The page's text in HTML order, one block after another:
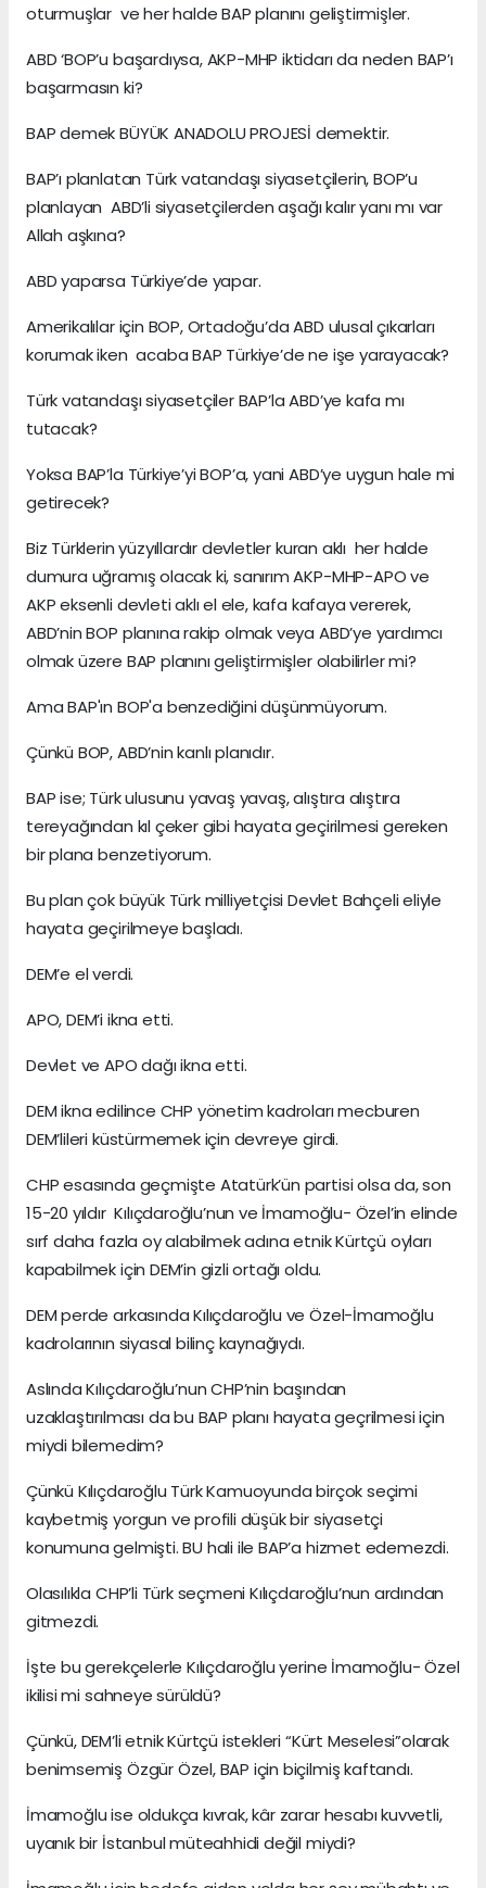
oturmuşlar ve her halde BAP planını geliştirmişler.
ABD ‘BOP’u başardıysa, AKP-MHP iktidarı da neden BAP’ı
başarmasın ki?
BAP demek BÜYÜK ANADOLU PROJESİ demektir.
BAP’ı planlatan Türk vatandaşı siyasetçilerin, BOP’u
planlayan ABD’li siyasetçilerden aşağı kalır yanı mı var
Allah aşkına?
ABD yaparsa Türkiye’de yapar.
Amerikalılar için BOP, Ortadoğu’da ABD ulusal çıkarları
korumak iken acaba BAP Türkiye’de ne işe yarayacak?
Türk vatandaşı siyasetçiler BAP’la ABD’ye kafa mı
tutacak?
Yoksa BAP’la Türkiye’yi BOP’a, yani ABD’ye uygun hale mi
getirecek?
Biz Türklerin yüzyıllardır devletler kuran aklı her halde
dumura uğramış olacak ki, sanırım AKP-MHP-APO ve
AKP eksenli devleti aklı el ele, kafa kafaya vererek,
ABD’nin BOP planına rakip olmak veya ABD’ye yardımcı
olmak üzere BAP planını geliştirmişler olabilirler mi?
Ama BAP'ın BOP'a benzediğini düşünmüyorum.
Çünkü BOP, ABD’nin kanlı planıdır.
BAP ise; Türk ulusunu yavaş yavaş, alıştıra alıştıra
tereyağından kıl çeker gibi hayata geçirilmesi gereken
bir plana benzetiyorum.
Bu plan çok büyük Türk milliyetçisi Devlet Bahçeli eliyle
hayata geçirilmeye başladı.
DEM’e el verdi.
APO, DEM’i ikna etti.
Devlet ve APO dağı ikna etti.
DEM ikna edilince CHP yönetim kadroları mecburen
DEM’lileri küstürmemek için devreye girdi.
CHP esasında geçmişte Atatürk’ün partisi olsa da, son
15-20 yıldır Kılıçdaroğlu’nun ve İmamoğlu- Özel’in elinde
sırf daha fazla oy alabilmek adına etnik Kürtçü oyları
kapabilmek için DEM’in gizli ortağı oldu.
DEM perde arkasında Kılıçdaroğlu ve Özel-İmamoğlu
kadrolarının siyasal bilinç kaynağıydı.
Aslında Kılıçdaroğlu’nun CHP’nin başından
uzaklaştırılması da bu BAP planı hayata geçrilmesi için
miydi bilemedim?
Çünkü Kılıçdaroğlu Türk Kamuoyunda birçok seçimi
kaybetmiş yorgun ve profili düşük bir siyasetçi
konumuna gelmişti. BU hali ile BAP’a hizmet edemezdi.
Olasılıkla CHP’li Türk seçmeni Kılıçdaroğlu’nun ardından
gitmezdi.
İşte bu gerekçelerle Kılıçdaroğlu yerine İmamoğlu- Özel
ikilisi mi sahneye sürüldü?
Çünkü, DEM’li etnik Kürtçü istekleri “Kürt Meselesi”olarak
benimsemiş Özgür Özel, BAP için biçilmiş kaftandı.
İmamoğlu ise oldukça kıvrak, kâr zarar hesabı kuvvetli,
uyanık bir İstanbul müteahhidi değil miydi?